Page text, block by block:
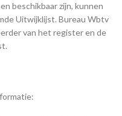
beschikbaar zijn, kunnen
Uitwijklijst. Bureau Wbtv
van het register en de